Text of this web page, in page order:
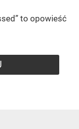
to opowieść